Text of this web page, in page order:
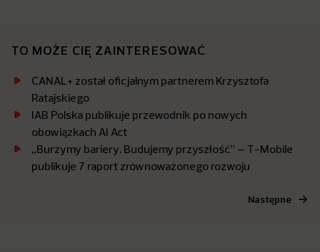
TO MOŻE CIĘ ZAINTERESOWAĆ
CANAL+ został oficjalnym partnerem Krzysztofa
Ratajskiego
IAB Polska publikuje przewodnik po nowych
obowiązkach AI Act
„Burzymy bariery. Budujemy przyszłość” – T-Mobile
publikuje 7 raport zrównoważonego rozwoju
Następne